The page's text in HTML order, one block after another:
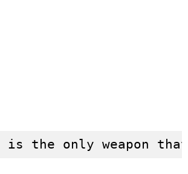
is the only weapon